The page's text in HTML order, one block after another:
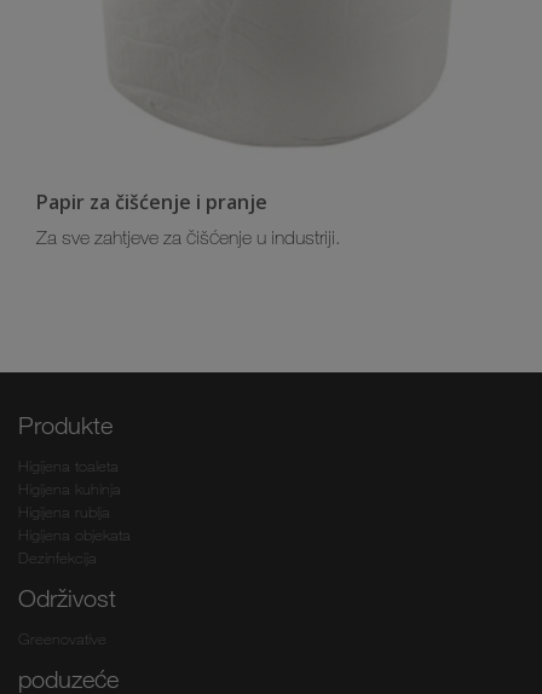
Papir za čišćenje i pranje
Za sve zahtjeve za čišćenje u industriji.
Produkte
Higijena toaleta
Higijena kuhinja
Higijena rublja
Higijena objekata
Dezinfekcija
Održivost
Greenovative
poduzeće